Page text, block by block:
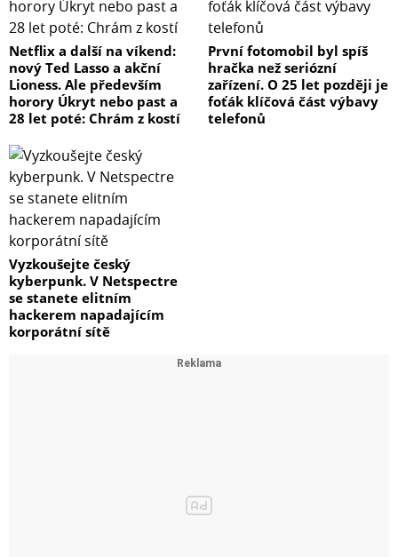
Netflix a další na víkend:
nový Ted Lasso a akční
Lioness. Ale především
horory Úkryt nebo past a
28 let poté: Chrám z kostí
První fotomobil byl spíš
hračka než seriózní
zařízení. O 25 let později je
foťák klíčová část výbavy
telefonů
Vyzkoušejte český
kyberpunk. V Netspectre
se stanete elitním
hackerem napadajícím
korporátní sítě